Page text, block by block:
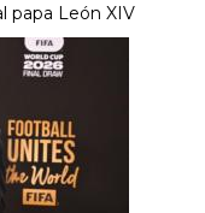
papa León XIV